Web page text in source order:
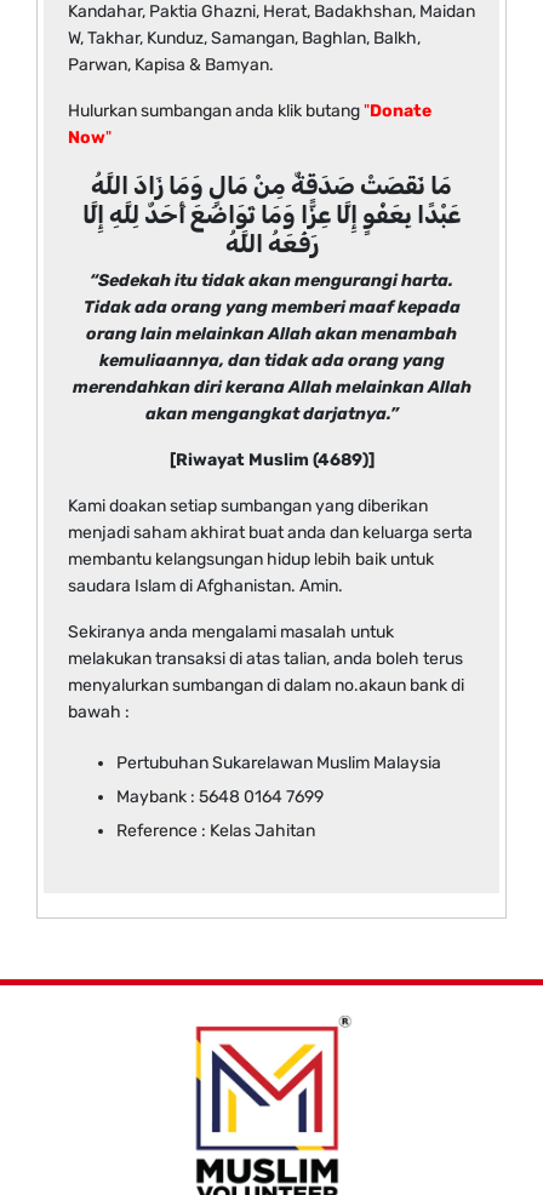
Kandahar, Paktia Ghazni, Herat, Badakhshan, Maidan
W, Takhar, Kunduz, Samangan, Baghlan, Balkh,
Parwan, Kapisa & Bamyan.
Hulurkan sumbangan anda klik butang"Donate
Now"
مَا نَقَصَتْ صَدَقَةٌ مِنْ مَالٍ وَمَا زَادَ اللَّهُ
عَبْدًا بِعَفْوٍ إِلَّا عِزًّا وَمَا تَوَاضَعَ أَحَدٌ لِلَّهِ إِلَّا
رَفَعَهُ اللَّهُ
“Sedekah itu tidak akan mengurangi harta.
Tidak ada orang yang memberi maaf kepada
orang lain melainkan Allah akan menambah
kemuliaannya, dan tidak ada orang yang
merendahkan diri kerana Allah melainkan Allah
akan mengangkat darjatnya.”
[Riwayat Muslim (4689)]
Kami doakan setiap sumbangan yang diberikan
menjadi saham akhirat buat anda dan keluarga serta
membantu kelangsungan hidup lebih baik untuk
saudara Islam di Afghanistan. Amin.
Sekiranya anda mengalami masalah untuk
melakukan transaksi di atas talian, anda boleh terus
menyalurkan sumbangan di dalam no.akaun bank di
bawah :
Pertubuhan Sukarelawan Muslim Malaysia
Maybank : 5648 0164 7699
Reference : Kelas Jahitan